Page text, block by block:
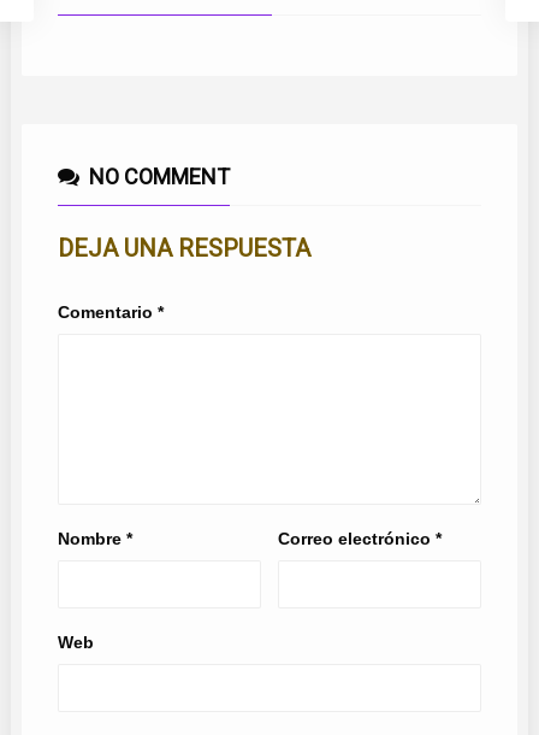
NO COMMENT
DEJA UNA RESPUESTA
Comentario *
Nombre * Correo electrónico*
Web